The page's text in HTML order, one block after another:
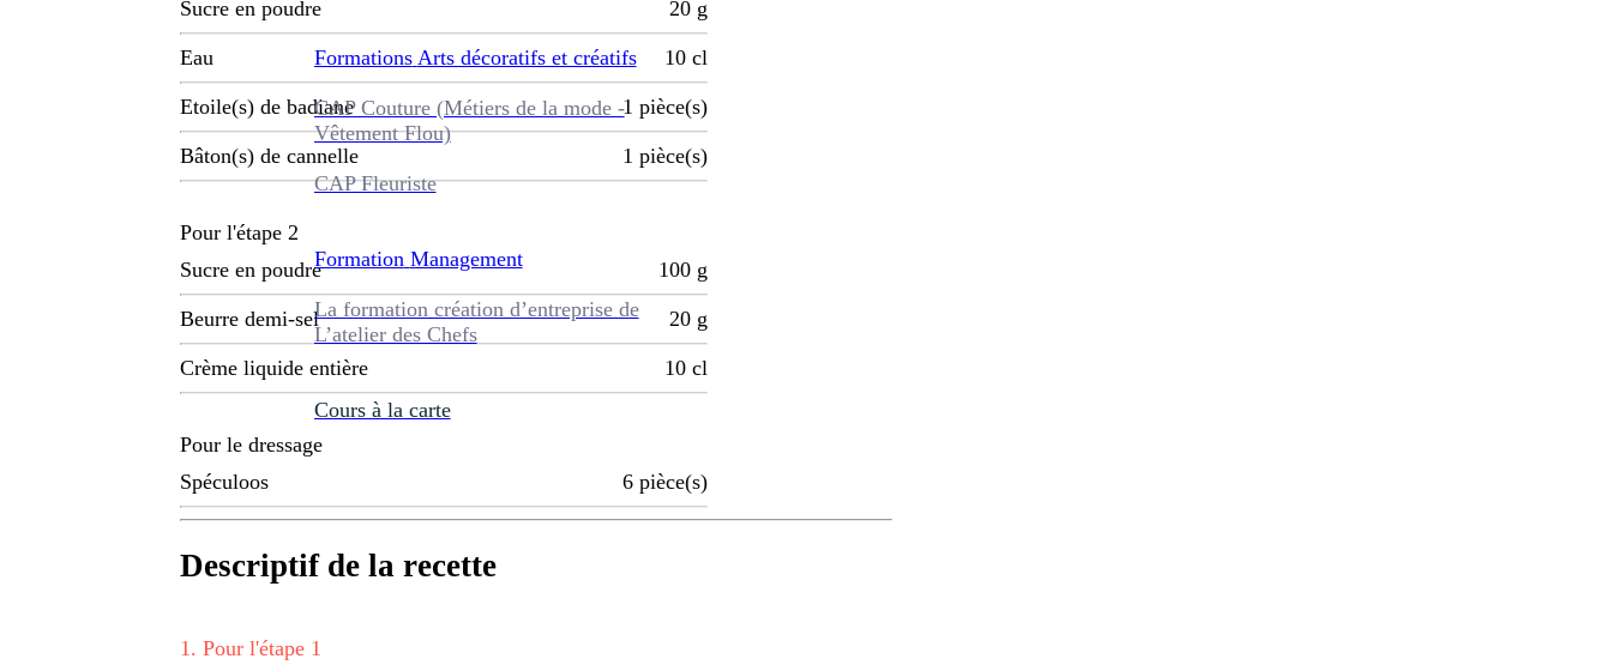
Formations Arts décoratifs et créatifs
CAP Couture (Métiers de la mode -
Vêtement Flou)
CAP Fleuriste
Formation Management
La formation création d’entreprise de
L’atelier des Chefs
Cours à la carte
Sucre en poudre 20 g
Eau 10 cl
Etoile(s) de badiane 1 pièce(s)
Bâton(s) de cannelle 1 pièce(s)
Pour l'étape 2
Sucre en poudre
100 g
Beurre demi-sel 20 g
Crème liquide entière 10 cl
Pour le dressage
Spéculoos
6 pièce(s)
Descriptif de la recette
1 . Pour l'étape 1